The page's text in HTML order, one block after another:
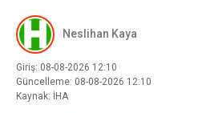
Neslihan Kaya
Giriş: 08-08-2026 12:10
Güncelleme: 08-08-2026 12:10
Kaynak: İHA